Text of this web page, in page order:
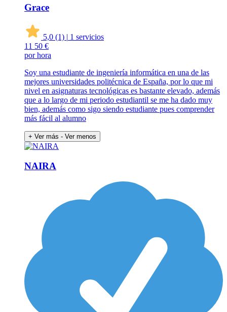
Grace
5,0 (1) | 1 servicios
11 50 €
por hora
Soy una estudiante de ingeniería informática en una de las
mejores universidades politécnica de España, por lo que mi
nivel en asignaturas tecnológicas es bastante elevado, además
que a lo largo de mi periodo estudiantil se me ha dado muy
bien, además como sigo siendo estudiante pues comprender
más fácil al alumno
+ Ver más - Ver menos
NAIRA